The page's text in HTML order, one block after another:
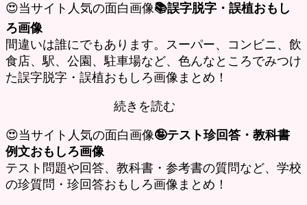
😍当サイト人気の面白画像📚誤字脱字・誤植おもし
ろ画像
間違いは誰にでもあります。スーパー、コンビニ、飲
食店、駅、公園、駐車場など、色んなところでみつけ
た誤字脱字・誤植おもしろ画像まとめ！
続きを読む
😍当サイト人気の面白画像🤪テスト珍回答・教科書
例文おもしろ画像
テスト問題や回答、教科書・参考書の質問など、学校
の珍質問・珍回答おもしろ画像まとめ！